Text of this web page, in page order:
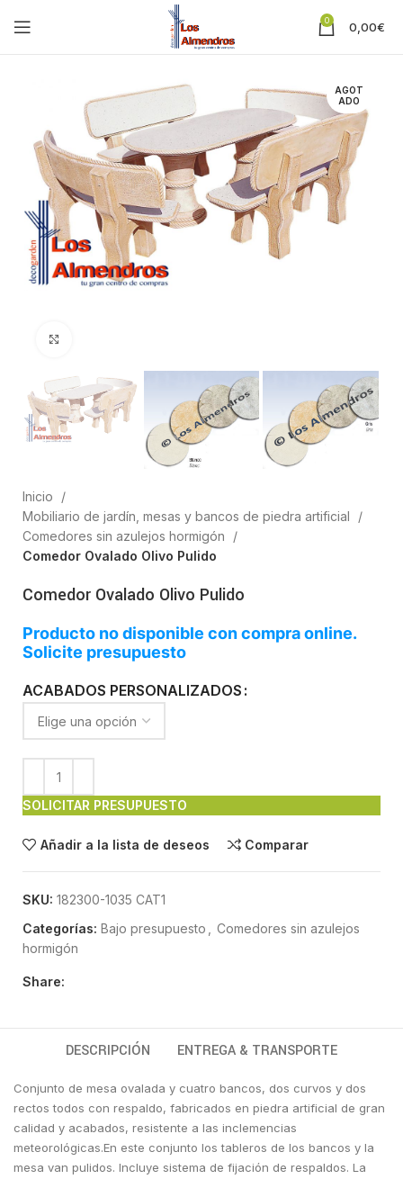
0 0,00€
AGOT
ADO
Inicio
Mobiliario de jardín, mesas y bancos de piedra artificial
Comedores sin azulejos hormigón
Comedor Ovalado Olivo Pulido
Comedor Ovalado Olivo Pulido
Producto no disponible con compra online.
Solicite presupuesto
ACABADOS PERSONALIZADOS
SOLICITAR PRESUPUESTO
Añadir a la lista de deseos Comparar
SKU: 182300-1035 CAT1
Categorías: Bajo presupuesto
Comedores sin azulejos
hormigón
Share:
DESCRIPCIÓN ENTREGA & TRANSPORTE
Conjunto de mesa ovalada y cuatro bancos, dos curvos y dos
rectos todos con respaldo, fabricados en piedra artificial de gran
calidad y acabados, resistente a las inclemencias
meteorológicas.En este conjunto los tableros de los bancos y la
mesa van pulidos. Incluye sistema de fijación de respaldos. La